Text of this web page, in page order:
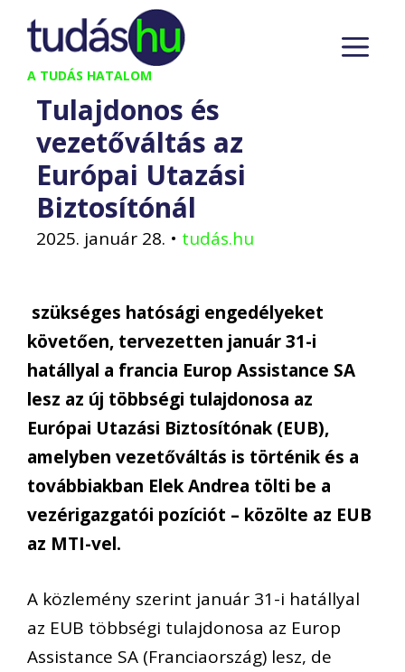
Kilépés
tartalomba
A TUDÁS HATALOM
Tulajdonos és
vezetőváltás az
Európai Utazási
Biztosítónál
2025. január 28. • tudás.hu
szükséges hatósági engedélyeket
követően, tervezetten január 31-i
hatállyal a francia Europ Assistance SA
lesz az új többségi tulajdonosa az
Európai Utazási Biztosítónak (EUB),
amelyben vezetőváltás is történik és a
továbbiakban Elek Andrea tölti be a
vezérigazgatói pozíciót – közölte az EUB
az MTI-vel.
A közlemény szerint január 31-i hatállyal
az EUB többségi tulajdonosa az Europ
Assistance SA (Franciaország) lesz, de